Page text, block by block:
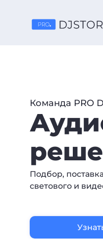
Команда PRO
Подбор,
светового и